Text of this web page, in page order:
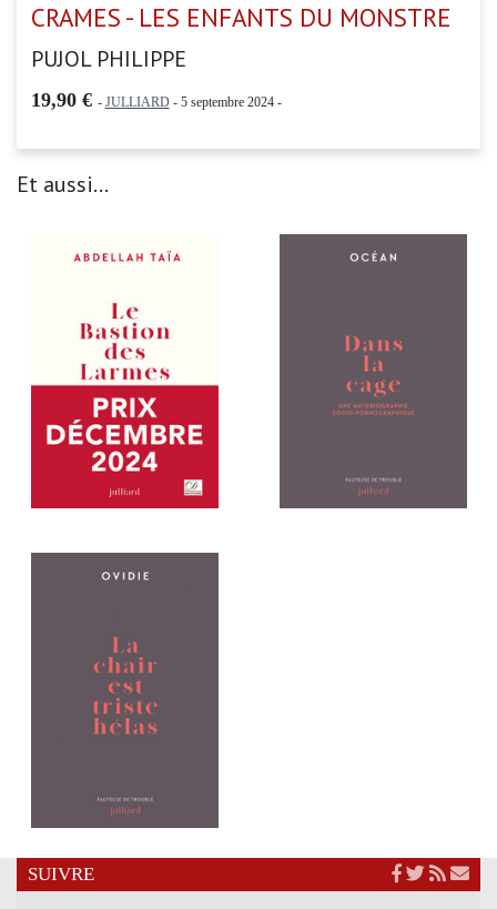
CRAMES - LES ENFANTS DU MONSTRE
PUJOL PHILIPPE
19,90 € - JULLIARD- 5 septembre 2024 -
Et aussi...
SUIVRE